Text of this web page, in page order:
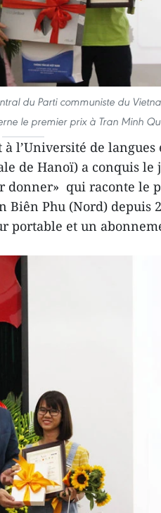
du Parti communiste du
le premier prix à Tran Minh
l’Université de langues
de Hanoï) a conquis le
donner» qui raconte le
Phu (Nord) depuis
portable et un